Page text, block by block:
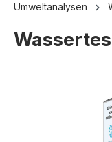
Umweltanalysen